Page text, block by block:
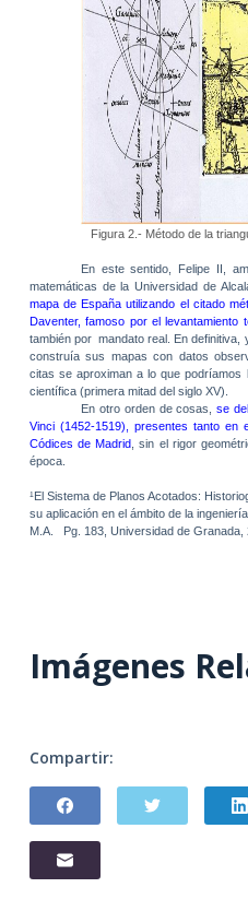
Figura 2.- Método de la
En este sentido, Felipe II,
matemáticas dela Universidad de
mapa de España utilizando el citado
Daventer, famoso por el levantamiento
también por mandato real. En definitiva,
construía sus mapas con datos
citas se aproximan a lo que
científica (primera mitad del siglo XV).
En otro orden de cosas,se
Vinci (1452-1519), presentes tanto en
Códices de Madrid , sin el rigor
época.
¹El Sistema de Planos Acotados:
su aplicación en el ámbito de la
M.A.
Pg. 183, Universidad de Granada,
Imágenes
Compartir: